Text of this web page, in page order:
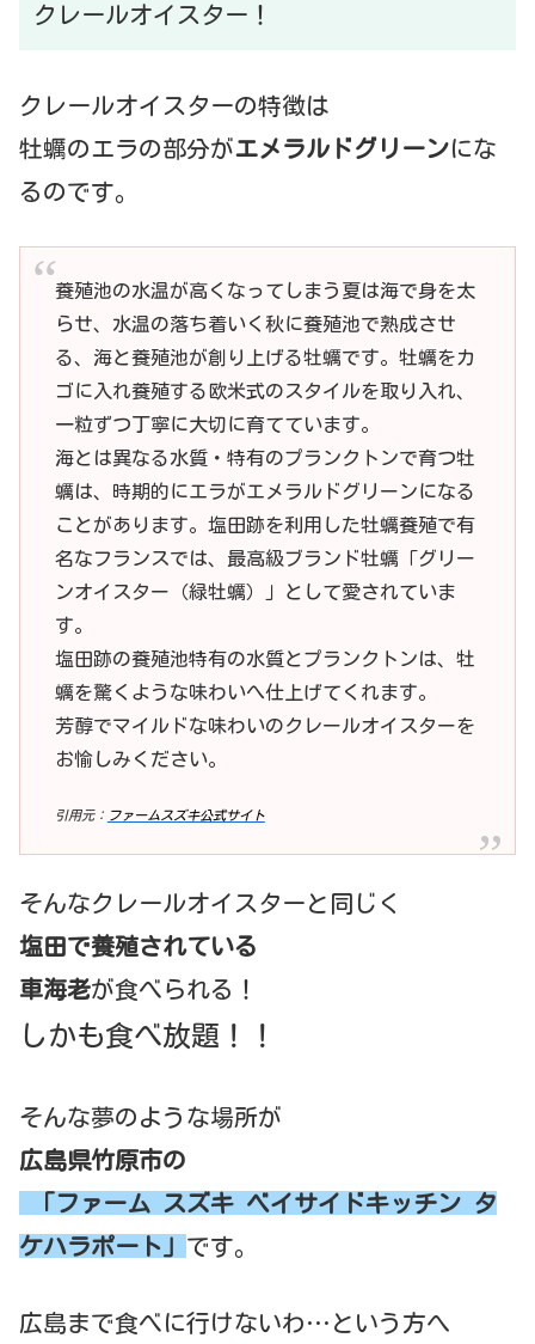
クレールオイスター！
クレールオイスターの特徴は
牡蠣のエラの部分がエメラルドグリーンにな
るのです。
養殖池の水温が高くなってしまう夏は海で身を太
らせ、水温の落ち着いく秋に養殖池で熟成させ
る、海と養殖池が創り上げる牡蠣です。牡蠣をカ
ゴに入れ養殖する欧米式のスタイルを取り入れ、
一粒ずつ丁寧に大切に育てています。
海とは異なる水質・特有のプランクトンで育つ牡
蠣は、時期的にエラがエメラルドグリーンになる
ことがあります。塩田跡を利用した牡蠣養殖で有
名なフランスでは、最高級ブランド牡蠣「グリー
ンオイスター（緑牡蠣）」として愛されていま
す。
塩田跡の養殖池特有の水質とプランクトンは、牡
蠣を驚くような味わいへ仕上げてくれます。
芳醇でマイルドな味わいのクレールオイスターを
お愉しみください。
引用元： ファームスズキ公式サイト
そんなクレールオイスターと同じく
塩田で養殖されている
車海老が食べられる！
しかも食べ放題！！
そんな夢のような場所が
広島県竹原市の
「ファーム スズキ ベイサイドキッチン タ
ケハラポート」 です。
広島まで食べに行けないわ…という方へ